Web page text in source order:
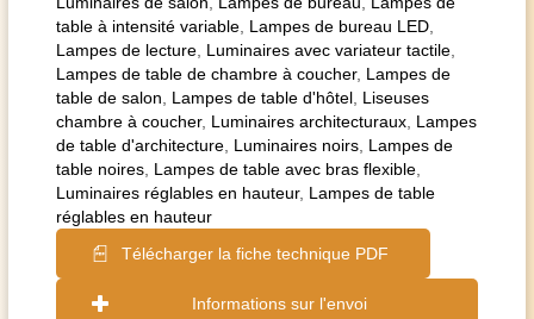
table à intensité variable Lampes de bureau LED
Lampes de lecture Luminaires avec variateur tactile
Lampes de table de chambre à coucher, Lampes de
table de salon
Lampes de table d'hôtel Liseuses
chambre à coucher, Luminaires architecturaux Lampes
de table d'architecture Luminaires noirs Lampes de
table noires Lampes de table avec bras flexible
Luminaires réglables en hauteur, Lampes de table
réglables en hauteur
Télécharger la fiche technique PDF
Informations sur l'envoi